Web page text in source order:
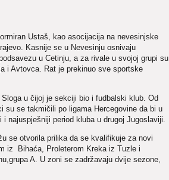
Ustaš, kao asocijacija na nevesinjske
Kasnije se u Nevesinju osnivaju
u Cetinju, a za rivale u svojoj grupi su
i Avtovca. Rat je prekinuo sve sportske
u čijoj je sekciji bio i fudbalski klub. Od
su se takmičili po ligama Hercegovine da bi u
najuspješniji period kluba u drugoj Jugoslaviji.
se otvorila prilika da se kvalifikuje za novi
iz Bihaća, Proleterom Kreka iz Tuzle i
A. U zoni se zadržavaju dvije sezone,